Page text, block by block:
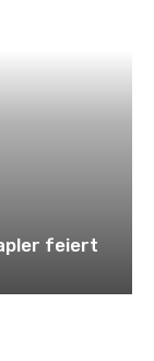
feiert